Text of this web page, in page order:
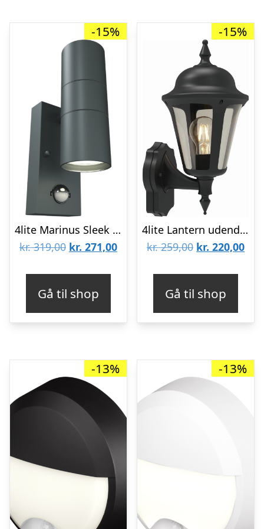
-15%
4lite Marinus Sleek udendørs væglampe med sensor, antracit
kr.319,00 Den
var:
kr. 319,00.
kr. 271,00Den
kr. 271,00.
Gå til shop
-15%
4lite Lantern udendørs væglampe med sensor
kr.259,00 Den
var:
kr. 259,00.
kr. 220,00Den
kr.
Gå til shop
-13% -13%